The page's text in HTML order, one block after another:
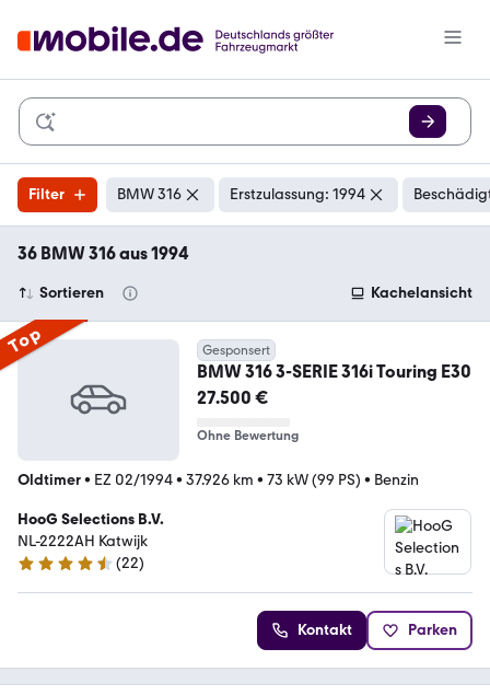
Filter BMW 316 Erstzulassung: 1994
36 BMW 316 aus 1994
Sortieren Kachelansicht
Top Gesponsert
BMW 316 3-SERIE 316i Touring E30
27.500 €
Ohne Bewertung
Oldtimer• EZ 02/1994• 37.926 km • 73 kW (99 PS) • Benzin
HooG Selections B.V.
NL-2222AH Katwijk
4.3 Sterne
(22)
Kontakt Parken